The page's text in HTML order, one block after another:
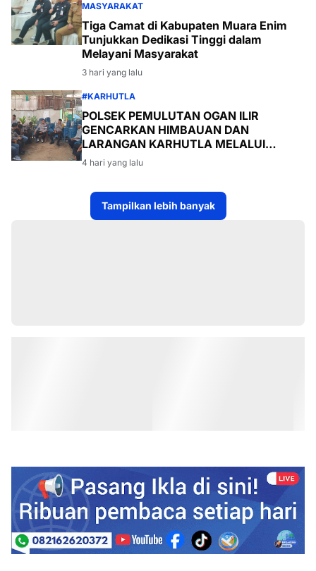
MASYARAKAT
Tiga Camat di Kabupaten Muara Enim
Tunjukkan Dedikasi Tinggi dalam
Melayani Masyarakat
3 hari yang lalu
#KARHUTLA
POLSEK PEMULUTAN OGAN ILIR
GENCARKAN HIMBAUAN DAN
LARANGAN KARHUTLA MELALUI
PROGRAM TSKD (TOURING SAMBANG
KE DESA-DESA
4 hari yang lalu
Tampilkan lebih banyak